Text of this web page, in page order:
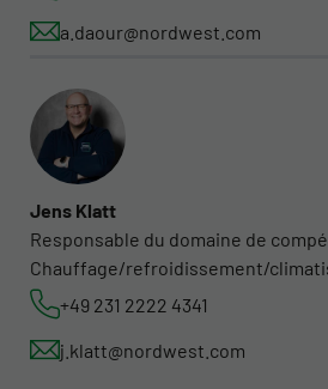
a.daour@nordwest.com
Jens Klatt
Responsable du domaine de
Chauffage/refroidissement/
+49 231 2222 4341
j.klatt@nordwest.com